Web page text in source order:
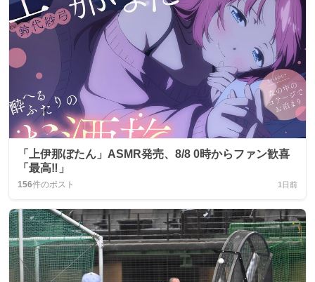
「上伊那ぼたん」ASMR発売、8/8 0時からファン歓喜
「最高‼️」
156件のポスト 1日前